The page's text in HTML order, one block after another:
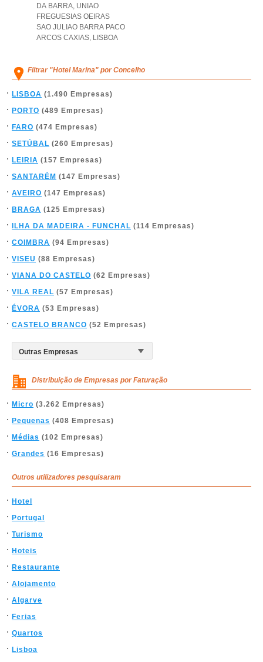
DA BARRA, UNIAO
FREGUESIAS OEIRAS
SAO JULIAO BARRA PACO
ARCOS CAXIAS, LISBOA
Filtrar "Hotel Marina" por Concelho
LISBOA (1.490 Empresas)
PORTO (489 Empresas)
FARO (474 Empresas)
SETÚBAL (260 Empresas)
LEIRIA (157 Empresas)
SANTARÉM (147 Empresas)
AVEIRO (147 Empresas)
BRAGA (125 Empresas)
ILHA DA MADEIRA - FUNCHAL (114 Empresas)
COIMBRA (94 Empresas)
VISEU (88 Empresas)
VIANA DO CASTELO (62 Empresas)
VILA REAL (57 Empresas)
ÉVORA (53 Empresas)
CASTELO BRANCO (52 Empresas)
Distribuição de Empresas por Faturação
Micro (3.262 Empresas)
Pequenas (408 Empresas)
Médias (102 Empresas)
Grandes (16 Empresas)
Outros utilizadores pesquisaram
Hotel
Portugal
Turismo
Hoteis
Restaurante
Alojamento
Algarve
Ferias
Quartos
Lisboa